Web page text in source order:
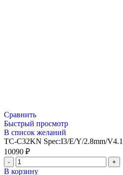
Сравнить
Быстрый просмотр
В список желаний
TC-C32KN Spec:I3/E/Y/2.8mm/V4.1
10090 ₽
В корзину